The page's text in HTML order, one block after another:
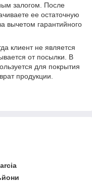
залогом. После
ее остаточную
вычетом гарантийного
клиент не является
от посылки. В
для покрытия
продукции.